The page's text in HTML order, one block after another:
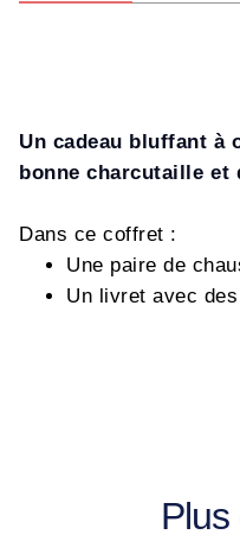
Un cadeau bluffant à
bonne charcutaille et
Dans ce coffret :
Une paire de
Un livret avec
Plus